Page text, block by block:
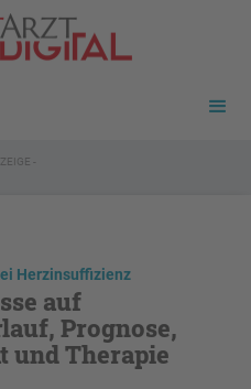
-
Herzinsuffizienz
auf
Prognose,
und Therapie